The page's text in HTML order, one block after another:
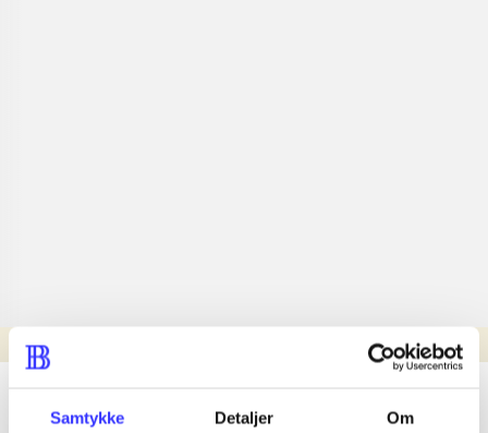
Samtykke Detaljer Om
Nyhed